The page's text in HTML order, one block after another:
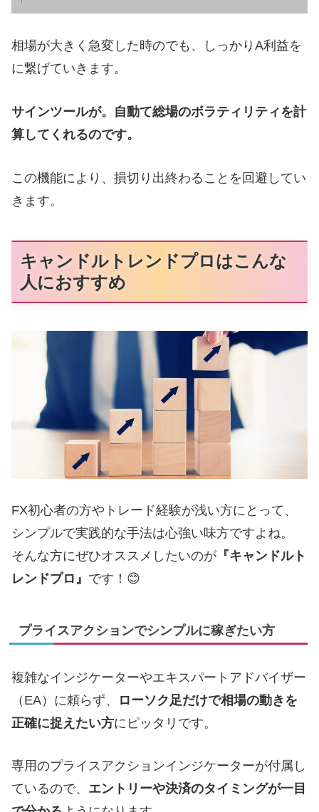
相場が大きく急変した時のでも、しっかりA利益を
に繋げていきます。
サインツールが。自動て総場のボラティリティを計
算してくれるのです。
この機能により、損切り出終わることを回避してい
きます。
キャンドルトレンドプロはこんな
人におすすめ
FX初心者の方やトレード経験が浅い方にとって、
シンプルで実践的な手法は心強い味方ですよね。
そんな方にぜひオススメしたいのが 『キャンドルト
レンドプロ』 です！😊
プライスアクションでシンプルに稼ぎたい方
複雑なインジケーターやエキスパートアドバイザー
（EA）に頼らず、
ローソク足だけで相場の動きを
正確に捉えたい方にピッタリです。
専用のプライスアクションインジケーターが付属し
ているので、 エントリーや決済のタイミングが一目